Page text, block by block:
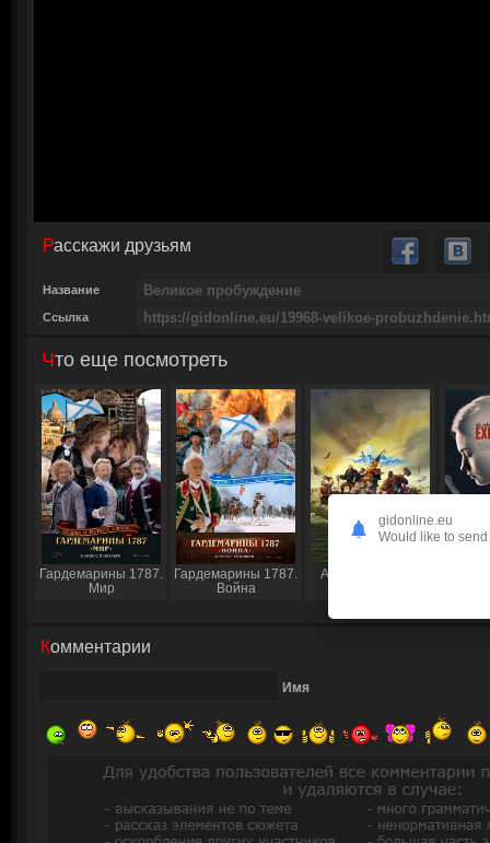
Расскажи друзьям
Название
Ссылка
Что еще посмотреть
Гардемарины 1787.
Мир
Гардемарины 1787.
Война
Америка: Фильм
Комментарии
Имя
gidonline.eu
Would like to